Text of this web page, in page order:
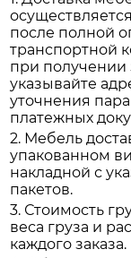
после полной
транспортной
при получении
указывайте
уточнения
платежных
2. Мебель
упакованном
накладной с
пакетов.
3. Стоимость
веса груза и
каждого заказа.